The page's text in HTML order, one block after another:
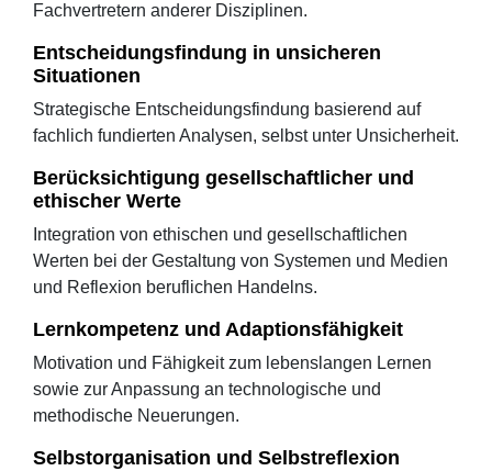
Fachvertretern anderer Disziplinen.
Entscheidungsfindung in unsicheren
Situationen
Strategische Entscheidungsfindung basierend auf
fachlich fundierten Analysen, selbst unter Unsicherheit.
Berücksichtigung gesellschaftlicher und
ethischer Werte
Integration von ethischen und gesellschaftlichen
Werten bei der Gestaltung von Systemen und Medien
und Reflexion beruflichen Handelns.
Lernkompetenz und Adaptionsfähigkeit
Motivation und Fähigkeit zum lebenslangen Lernen
sowie zur Anpassung an technologische und
methodische Neuerungen.
Selbstorganisation und Selbstreflexion